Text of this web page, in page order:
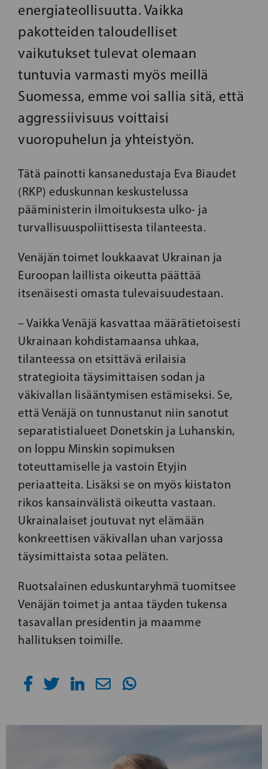
energiateollisuutta. Vaikka
pakotteiden taloudelliset
vaikutukset tulevat olemaan
tuntuvia varmasti myös meillä
Suomessa, emme voi sallia sitä, että
aggressiivisuus voittaisi
vuoropuhelun ja yhteistyön.
Tätä painotti kansanedustaja Eva Biaudet
(RKP) eduskunnan keskustelussa
pääministerin ilmoituksesta ulko- ja
turvallisuuspoliittisesta tilanteesta.
Venäjän toimet loukkaavat Ukrainan ja
Euroopan laillista oikeutta päättää
itsenäisesti omasta tulevaisuudestaan.
– Vaikka Venäjä kasvattaa määrätietoisesti
Ukrainaan kohdistamaansa uhkaa,
tilanteessa on etsittävä erilaisia
strategioita täysimittaisen sodan ja
väkivallan lisääntymisen estämiseksi. Se,
että Venäjä on tunnustanut niin sanotut
separatistialueet Donetskin ja Luhanskin,
on loppu Minskin sopimuksen
toteuttamiselle ja vastoin Etyjin
periaatteita. Lisäksi se on myös kiistaton
rikos kansainvälistä oikeutta vastaan.
Ukrainalaiset joutuvat nyt elämään
konkreettisen väkivallan uhan varjossa
täysimittaista sotaa peläten.
Ruotsalainen eduskuntaryhmä tuomitsee
Venäjän toimet ja antaa täyden tukensa
tasavallan presidentin ja maamme
hallituksen toimille.